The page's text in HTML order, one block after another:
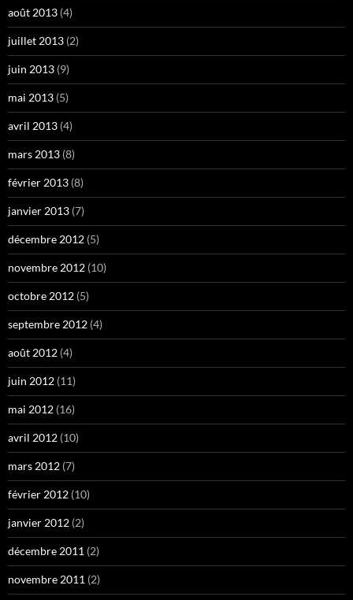
août 2013 (4)
juillet 2013 (2)
juin 2013 (9)
mai 2013 (5)
avril 2013 (4)
mars 2013 (8)
février 2013 (8)
janvier 2013 (7)
décembre 2012 (5)
novembre 2012 (10)
octobre 2012 (5)
septembre 2012 (4)
août 2012 (4)
juin 2012 (11)
mai 2012 (16)
avril 2012 (10)
mars 2012 (7)
février 2012 (10)
janvier 2012 (2)
décembre 2011 (2)
novembre 2011 (2)